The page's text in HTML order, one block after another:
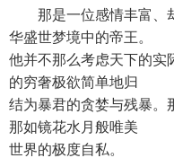
那是一位感情丰富、
华盛世梦境中的帝王。
他并不那么考虑天下的实
的穷奢极欲简单地归
结为暴君的贪婪与残暴。
那如镜花水月般唯美
世界的极度自私。